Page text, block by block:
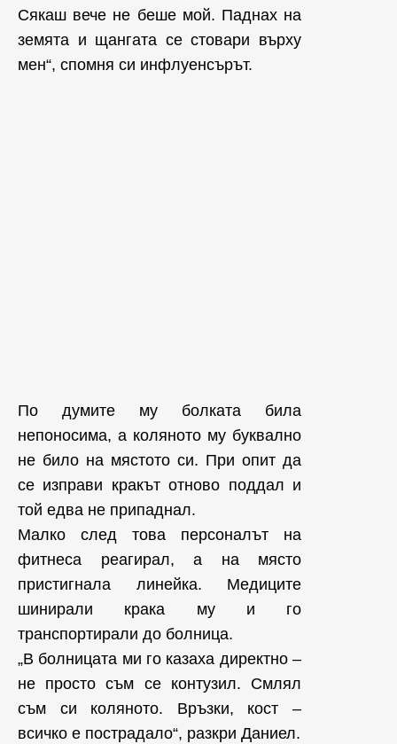
Сякаш вече не беше мой. Паднах на
земята и щангата се стовари върху
мен“, спомня си инфлуенсърът.
По думите му болката била
непоносима, а коляното му буквално
не било на мястото си. При опит да
се изправи кракът отново поддал и
той едва не припаднал.
Малко след това персоналът на
фитнеса реагирал, а на място
пристигнала линейка. Медиците
шинирали крака му и го
транспортирали до болница.
„В болницата ми го казаха директно –
не просто съм се контузил. Смлял
съм си коляното. Връзки, кост –
всичко е пострадало“, разкри Даниел.